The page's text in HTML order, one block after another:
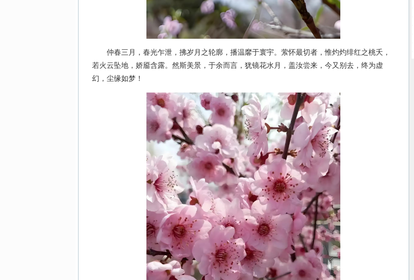
仲春三月，春光乍泄，拂岁月之轮廓，播温黁于寰宇。萦怀最切者，惟灼灼绯红之桃夭，
若火云坠地，娇靥含露。然斯美景，于余而言，犹镜花水月，盖汝尝来，今又别去，终为虚
幻，尘缘如梦！